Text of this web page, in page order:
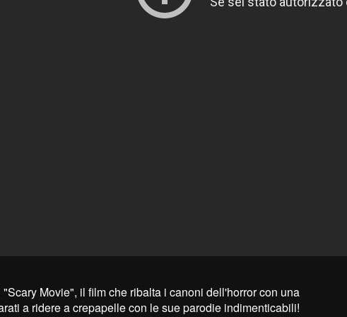
Movie", il film che ribalta i canoni dell'horror con una
a ridere a crepapelle con le sue parodie indimenticabili!